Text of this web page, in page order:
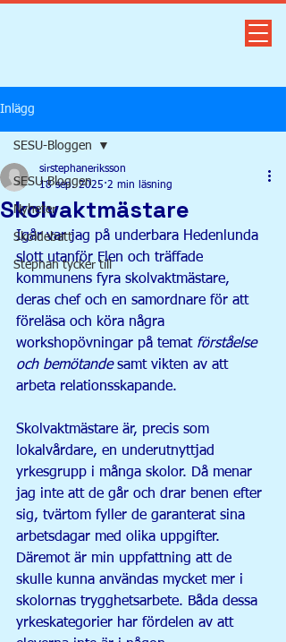
Inlägg
SESU-Bloggen
Nyheter
Skoldebatt
Stephan tycker till
SESU-Bloggen
Skolvaktmästare
sirstephaneriksson
18 sep. 2025 2 min läsning
Igår var jag på underbara Hedenlunda
slott utanför Flen och träffade
kommunens fyra skolvaktmästare,
deras chef och en samordnare för att
föreläsa och köra några
workshopövningar på temat förståelse
och bemötande samt vikten av att
arbeta relationsskapande.
Skolvaktmästare är, precis som
lokalvårdare, en underutnyttjad
yrkesgrupp i många skolor. Då menar
jag inte att de går och drar benen efter
sig, tvärtom fyller de garanterat sina
arbetsdagar med olika uppgifter.
Däremot är min uppfattning att de
skulle kunna användas mycket mer i
skolornas trygghetsarbete. Båda dessa
yrkeskategorier har fördelen av att